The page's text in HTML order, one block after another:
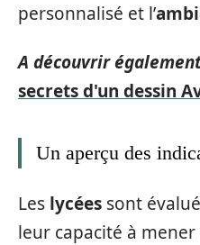
personnalisé et l’
A découvrir
secrets d'un dessin
Un aperçu des
Les lycées sont
leur capacité à